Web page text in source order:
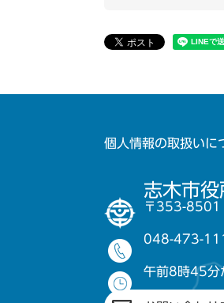
個人情報の取扱いに
志木市役
〒353-8501
048-473-
午前8時45分